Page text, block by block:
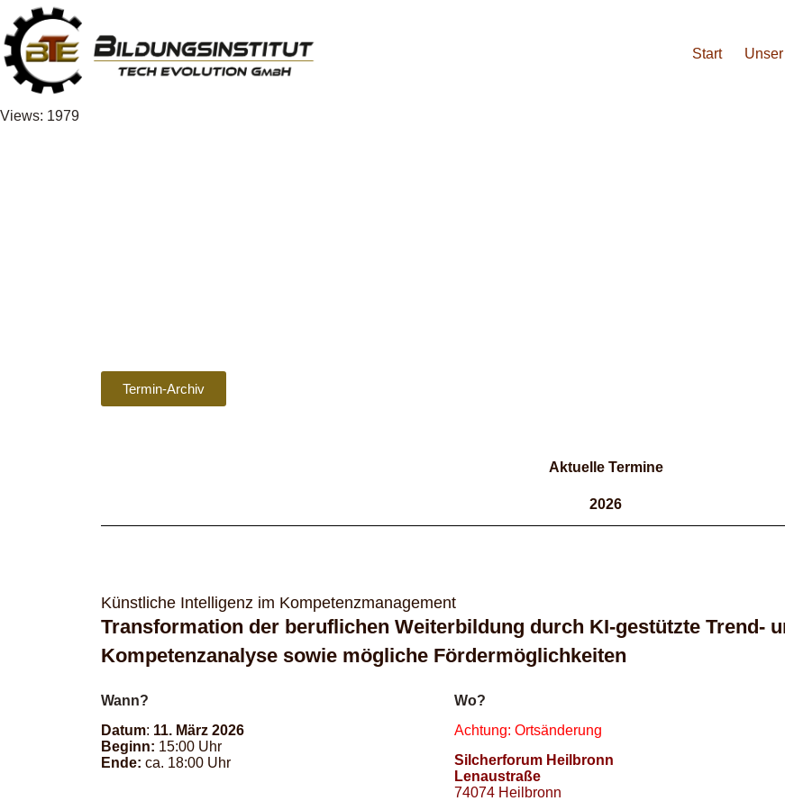
Start
Views: 1979
Termin-Archiv
Aktuelle Termine
2026
Künstliche Intelligenz im Kompetenzmanagement
Transformation der beruflichen Weiterbildung durch KI-gestützte Trend-
Kompetenzanalyse sowie mögliche Fördermöglichkeiten
Wann?
Datum: 11. März 2026
Beginn: 15:00 Uhr
Ende: ca. 18:00 Uhr
Wo?
Achtung: Ortsänderung
Silcherforum Heilbronn
Lenaustraße
74074 Heilbronn